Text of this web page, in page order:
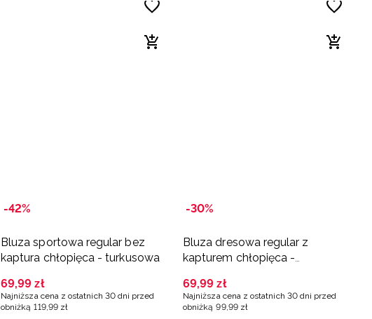
-42%
Bluza sportowa regular bez
kaptura chłopięca - turkusowa
69,99 zł
Najniższa cena z ostatnich 30 dni przed
obniżką 119,99 zł
-30%
Bluza dresowa regular z
kapturem chłopięca -
69,99 zł
Najniższa cena z ostatnich 30 dni przed
obniżką 99,99 zł